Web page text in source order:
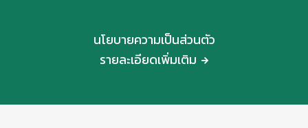
นโยบายความเป็นส่วนตัว
รายละเอียดเพิ่มเติม